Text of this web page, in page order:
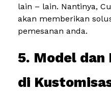
lain – lain. Nantinya,
akan memberikan
pemesanan anda.
5. Model dan
di